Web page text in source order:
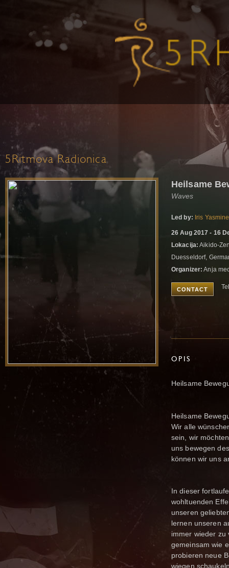
5Ritmova Radionica
Heilsame
Waves
Led by: Iris
26 Aug 2017 - 16
Lokacija: Aikido-
Duesseldorf,
Organizer: Anja
CONTACT
OPIS
Heilsame
Heilsame
Wir alle
sein, wir
uns bewegen
können wir uns
In dieser
wohltuenden
unseren
lernen unseren
immer wieder zu
gemeinsam wie
probieren neue